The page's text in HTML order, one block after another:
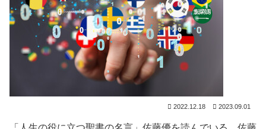
2022.12.18 2023.09.01